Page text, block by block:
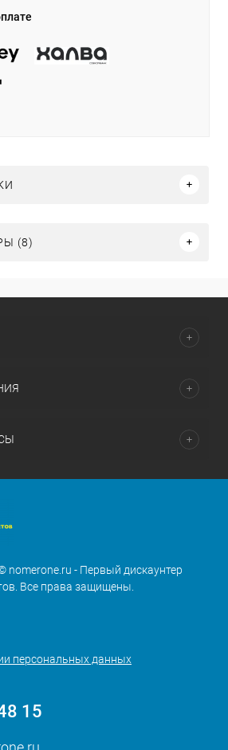
(8)
nomerone.ru - Первый дискаунтер
Все права защищены.
персональных данных
15